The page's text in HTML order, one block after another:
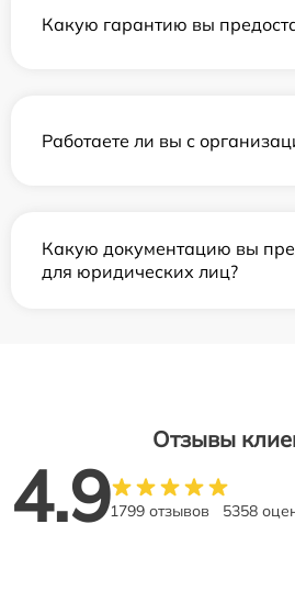
Какую гарантию вы
Работаете ли вы с
Какую документацию вы
для юридических лиц?
Отзывы
4.91799 отзывов 5358